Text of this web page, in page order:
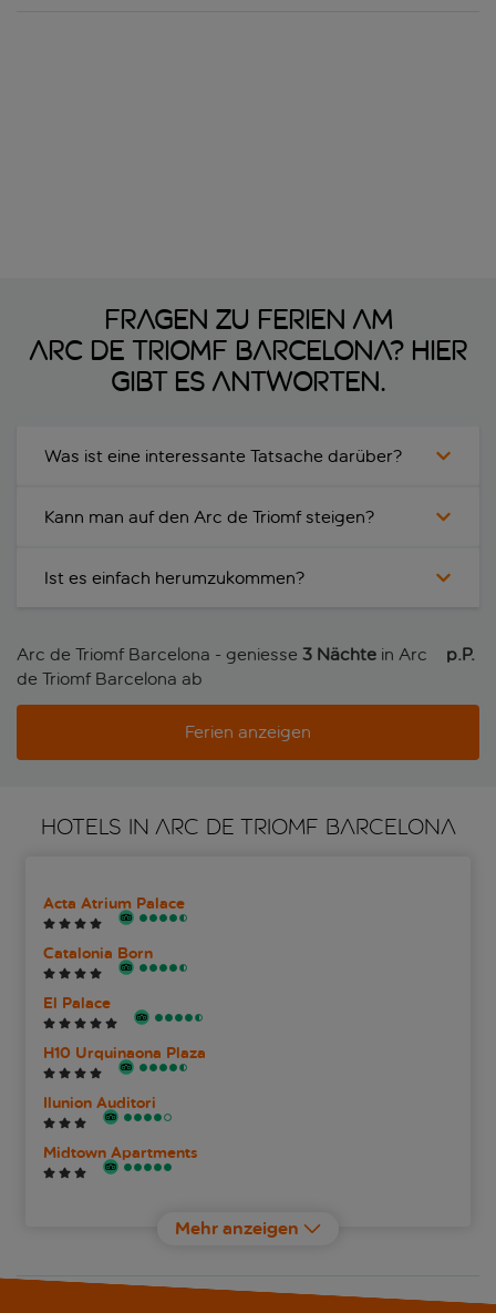
Fragen zu Ferien am
Arc de Triomf Barcelona? Hier
gibt es Antworten.
Was ist eine interessante Tatsache darüber?
Kann man auf den Arc de Triomf steigen?
Ist es einfach herumzukommen?
Arc de Triomf Barcelona - geniesse 3 Nächte in Arc
de Triomf Barcelona ab
p.P.
Ferien anzeigen
HOTELS IN ARC DE TRIOMF BARCELONA
Acta Atrium Palace
Catalonia Born
El Palace
H10 Urquinaona Plaza
Ilunion Auditori
Midtown Apartments
Mehr anzeigen